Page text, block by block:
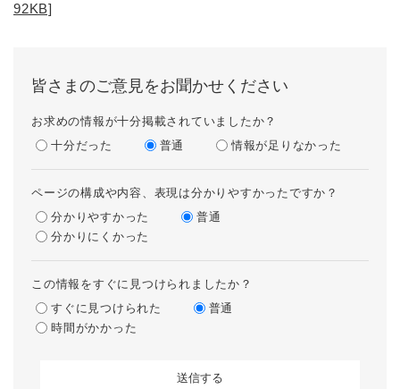
92KB]
皆さまのご意見をお聞かせください
お求めの情報が十分掲載されていましたか？
十分だった
普通 情報が足りなかった
ページの構成や内容、表現は分かりやすかったですか？
分かりやすかった
普通
分かりにくかった
この情報をすぐに見つけられましたか？
すぐに見つけられた
普通
時間がかかった